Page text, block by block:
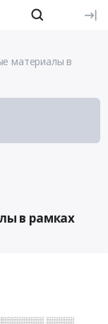
материалы в
в рамках